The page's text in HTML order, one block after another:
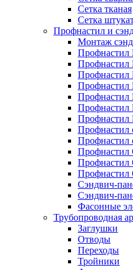
Сетка тканая
Сетка
Профнастил и
Монтаж
Профнастил
Профнастил
Профнастил
Профнастил
Профнастил
Профнастил
Профнастил
Профнастил
Профнастил
Профнастил
Профнастил
Профнастил
Сэндвич-
Сэндвич-
Фасонные
Трубопроводная
Заглушки
Отводы
Переходы
Тройники